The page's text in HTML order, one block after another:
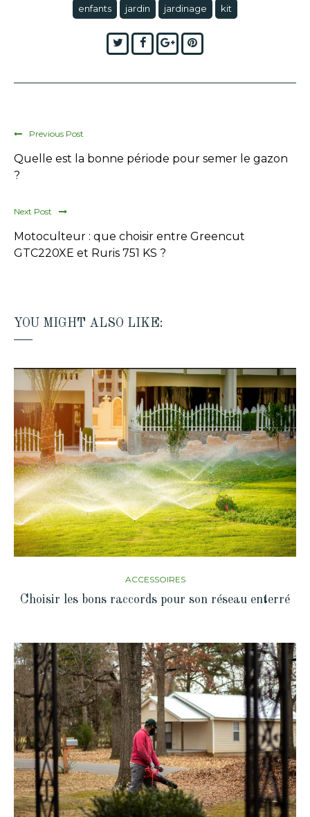
enfants jardin jardinage kit
TwitterFacebook
Google+Pinterest
Previous Post
Quelle est la bonne période pour semer le gazon
?
Next Post
Motoculteur : que choisir entre Greencut
GTC220XE et Ruris 751 KS ?
YOU MIGHT ALSO LIKE:
ACCESSOIRES
Choisir les bons raccords pour son réseau enterré